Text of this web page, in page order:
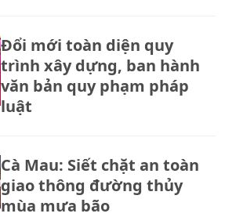
Đổi mới toàn diện quy
trình xây dựng, ban hành
văn bản quy phạm pháp
luật
Cà Mau: Siết chặt an toàn
giao thông đường thủy
mùa mưa bão